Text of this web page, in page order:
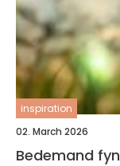
inspiration
02. March 2026
Bedemand fyn sådan får du ro til det sidste